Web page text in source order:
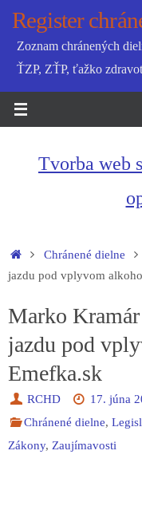
SkipRegister
Zoznam chránených
ŤZP, ZŤP, ťažko
Tvorba web
HomeChránené dielne
jazdu pod vplyvom
Marko
jazdu pod
Emefka.sk
RCHD
17. júna
Chránené dielne,
Zákony, Zaujímavosti